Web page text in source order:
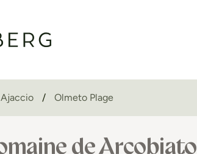
Olmeto Plage
de Arcobiato